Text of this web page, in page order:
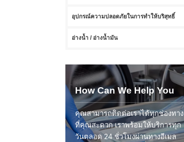
อุปกรณ์ความปลอดภัยในการทำให้บริสุทธิ์
อ่างน้ำ / อ่างน้ำมัน
How Can We Help You
คุณสามารถติดต่อเราได้ทุกช่องทาง
ที่คุณสะดวก เราพร้อมให้บริการทุก
วันตลอด 24 ชั่วโมงผ่านทางอีเมล